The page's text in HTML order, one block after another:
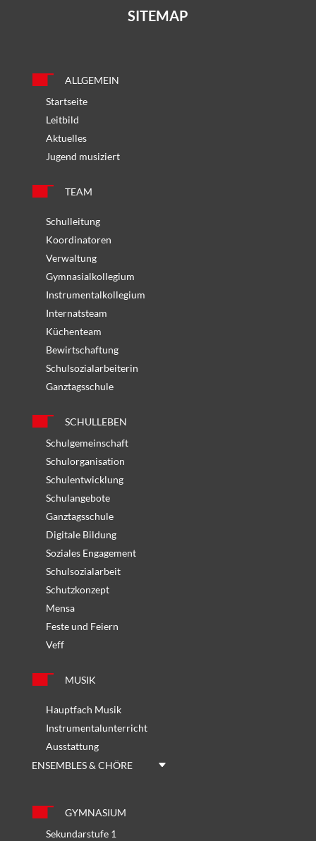
SITEMAP
ALLGEMEIN
Startseite
Leitbild
Aktuelles
Jugend musiziert
TEAM
Schulleitung
Koordinatoren
Verwaltung
Gymnasialkollegium
Instrumentalkollegium
Internatsteam
Küchenteam
Bewirtschaftung
Schulsozialarbeiterin
Ganztagsschule
SCHULLEBEN
Schulgemeinschaft
Schulorganisation
Schulentwicklung
Schulangebote
Ganztagsschule
Digitale Bildung
Soziales Engagement
Schulsozialarbeit
Schutzkonzept
Mensa
Feste und Feiern
Veff
MUSIK
Hauptfach Musik
Instrumentalunterricht
Ausstattung
ENSEMBLES & CHÖRE
GYMNASIUM
Sekundarstufe 1